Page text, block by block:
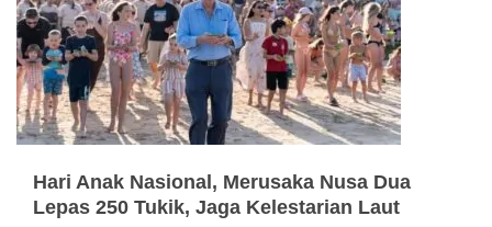
Hari Anak Nasional, Merusaka Nusa Dua
Lepas 250 Tukik, Jaga Kelestarian Laut